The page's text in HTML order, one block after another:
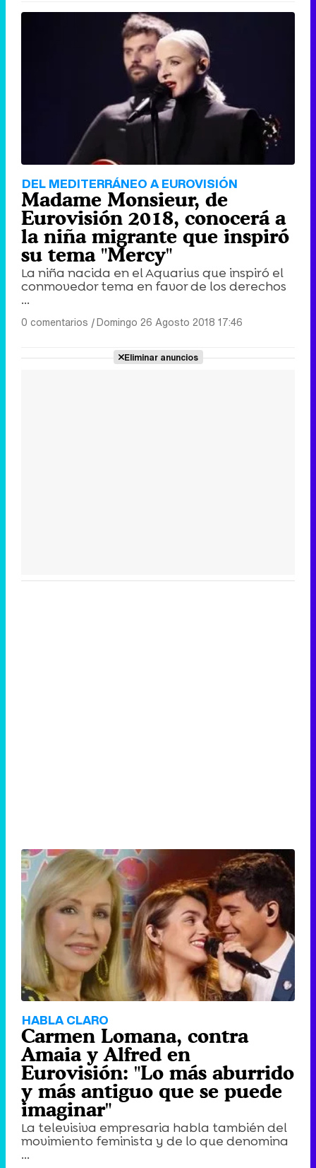
DEL MEDITERRÁNEO A EUROVISIÓN
Madame Monsieur, de
Eurovisión 2018, conocerá a
la niña migrante que inspiró
su tema "Mercy"
La niña nacida en el Aquarius que inspiró el
conmovedor tema en favor de los derechos
...
0 comentarios |Domingo 26 Agosto 2018 17:46
Eliminar anuncios
HABLA CLARO
Carmen Lomana, contra
Amaia y Alfred en
Eurovisión: "Lo más aburrido
y más antiguo que se puede
imaginar"
La televisiva empresaria habla también del
movimiento feminista y de lo que denomina
...